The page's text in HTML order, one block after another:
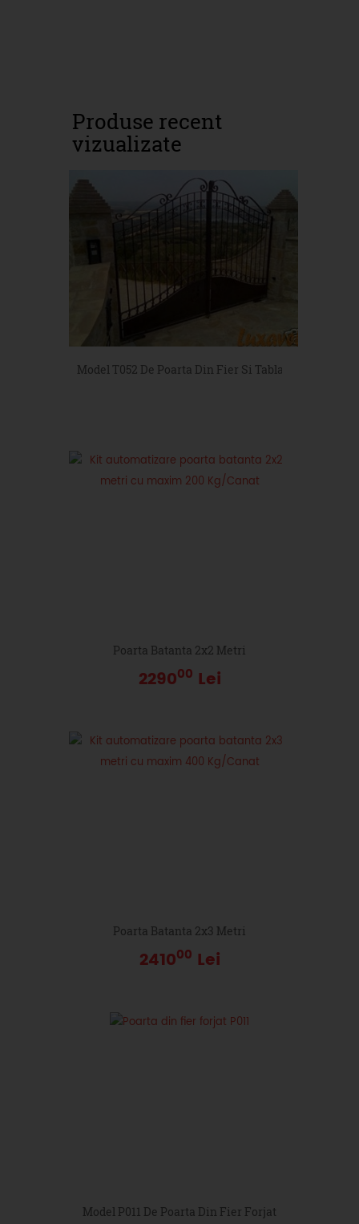
Produse recent
vizualizate
Model T052 De Poarta Din Fier Si Tabla
Poarta Batanta 2x2 Metri
229000 Lei
Poarta Batanta 2x3 Metri
241000 Lei
Model P011 De Poarta Din Fier Forjat